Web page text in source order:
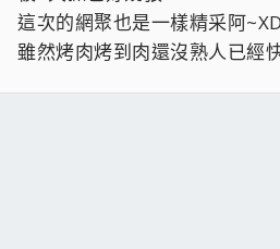
這次的網聚也是一樣精采阿~XD
雖然烤肉烤到肉還沒熟人已經